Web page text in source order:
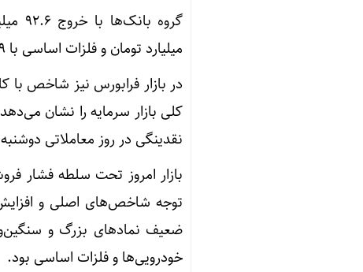
میلیارد تومان و فلزات اساسی با ۴۸.۹ میلیارد تومان بیشترین میزان خروج نقدینگی را تجربه کردند.
کلی بازار سرمایه را نشان
نقدینگی در روز معاملاتی
بازار امروز تحت سلطه فشار
توجه شاخص‌های اصلی و
ضعیف نمادهای بزرگ و
خودرویی‌ها و فلزات اساسی بود.